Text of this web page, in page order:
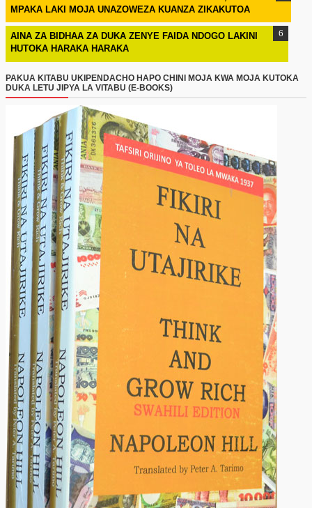
MPAKA LAKI MOJA UNAZOWEZA KUANZA ZIKAKUTOA
AINA ZA BIDHAA ZA DUKA ZENYE FAIDA NDOGO LAKINI
HUTOKA HARAKA HARAKA
PAKUA KITABU UKIPENDACHO HAPO CHINI MOJA KWA MOJA KUTOKA
DUKA LETU JIPYA LA VITABU (E-BOOKS)